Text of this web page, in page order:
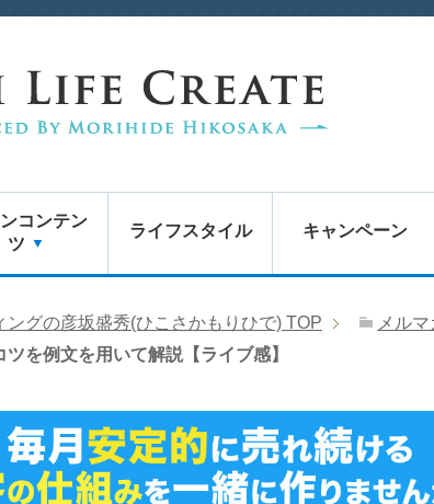
コンテン
ツ
ライフスタイル キャンペーン
ングの彦坂盛秀(ひこさかもりひで) TOP メルマ
ツを例文を用いて解説【ライブ感】